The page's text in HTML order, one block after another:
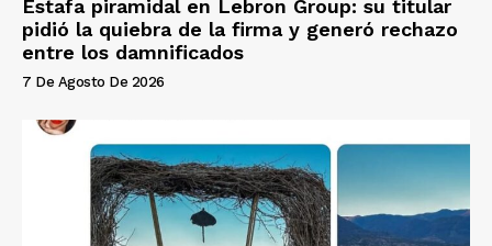
Estafa piramidal en Lebron Group: su titular
pidió la quiebra de la firma y generó rechazo
entre los damnificados
7 De Agosto De 2026